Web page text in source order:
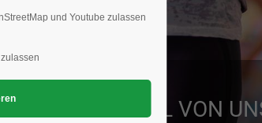
WERDE EIN TEIL VON
und Youtube zulassen